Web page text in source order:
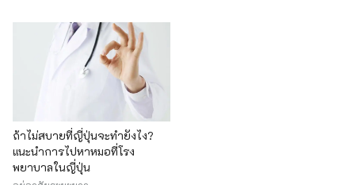
ถ้าไม่สบายที่ญี่ปุ่นจะทำยังไง?
แนะนำการไปหาหมอที่โรง
พยาบาลในญี่ปุ่น